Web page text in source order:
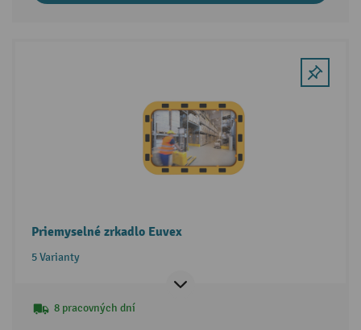
Priemyselné zrkadlo Euvex
5 Varianty
8 pracovných dní